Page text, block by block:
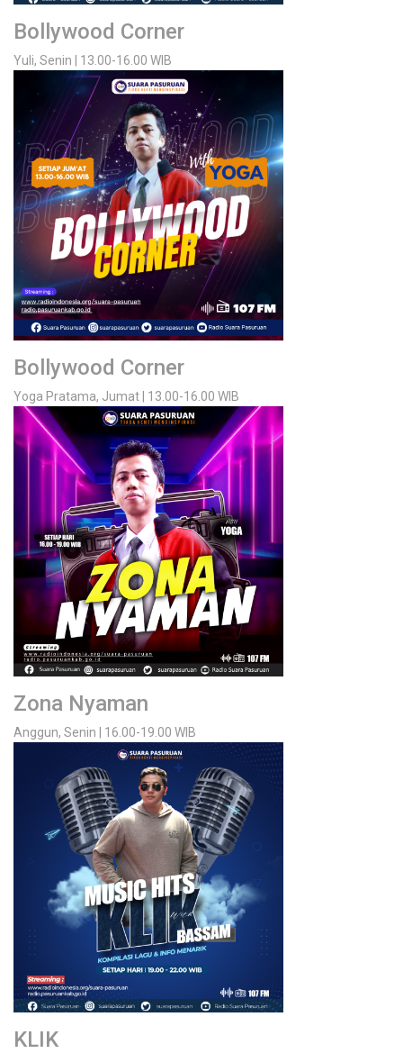
Bollywood Corner
Yuli, Senin | 13.00-16.00 WIB
Bollywood Corner
Yoga Pratama, Jumat | 13.00-16.00 WIB
Zona Nyaman
Anggun, Senin | 16.00-19.00 WIB
KLIK